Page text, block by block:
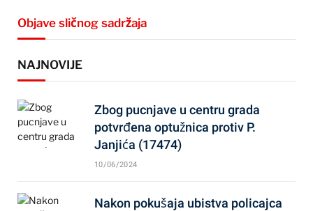
Objave sličnog sadržaja
NAJNOVIJE
Zbog pucnjave u centru grada
potvrđena optužnica protiv P.
Janjića (17474)
10/06/2024
Nakon pokušaja ubistva policajca